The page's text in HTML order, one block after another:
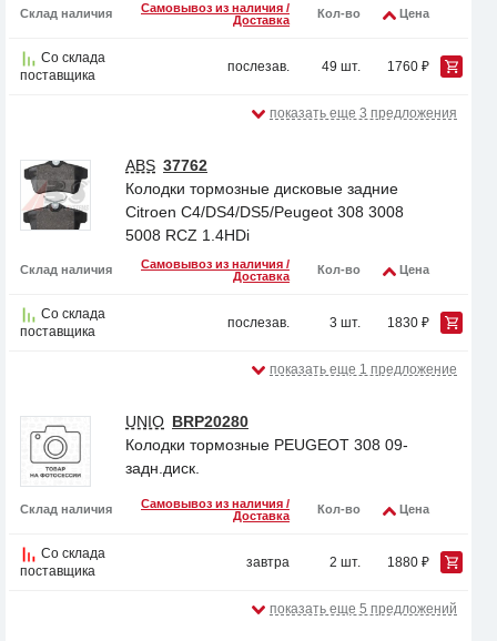
Склад наличия
Самовывоз из наличия /
Доставка
Кол-во Цена
Со склада
поставщика
послезав. 49 шт. 1760 ₽
показать еще 3 предложения
ABS 37762
Колодки тормозные дисковые задние
Citroen C4/DS4/DS5/Peugeot 308 3008
5008 RCZ 1.4HDi
Склад наличия
Самовывоз из наличия /
Доставка
Кол-во Цена
Со склада
поставщика
послезав. 3 шт. 1830 ₽
показать еще 1 предложение
UNIO BRP20280
Колодки тормозные PEUGEOT 308 09-
задн.диск.
Склад наличия
Самовывоз из наличия /
Доставка
Кол-во Цена
Со склада
поставщика
завтра 2 шт. 1880 ₽
показать еще 5 предложений